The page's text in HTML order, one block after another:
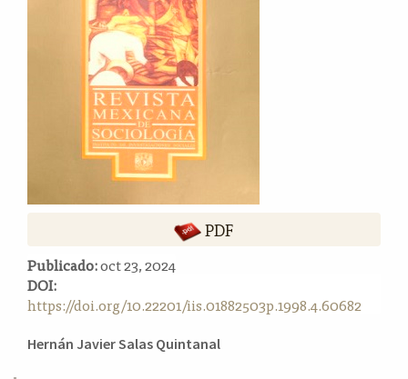
r
artículo
PDF
Publicado:oct 23, 2024
DOI:
https://doi.org/10.22201/iis.01882503p.1998.4.60682
Contenido
Hernán Javier Salas Quintanal